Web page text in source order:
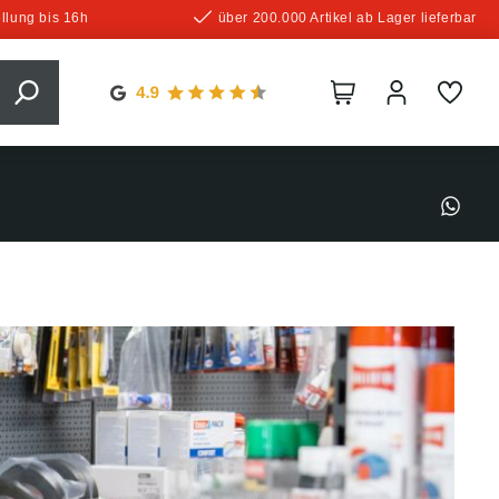
bis 16h über 200.000 Artikel ab Lager lieferbar